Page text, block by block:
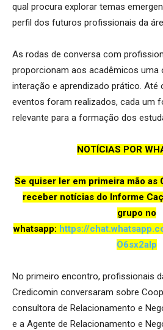
qual procura explorar temas
perfil dos futuros profissionais da
As rodas de conversa com
proporcionam aos acadêmicos uma
interação e aprendizado prático.
eventos foram realizados, cada um
relevante para a formação dos
NOTÍCIAS POR
Se quiser ler em primeira mão as
receber notícias do Informe
grupo no
whatsapp: https://
O6sx2aIp
No primeiro encontro, profissionais
Credicomin conversaram sobre
consultora de Relacionamento e
e a Agente de Relacionamento e